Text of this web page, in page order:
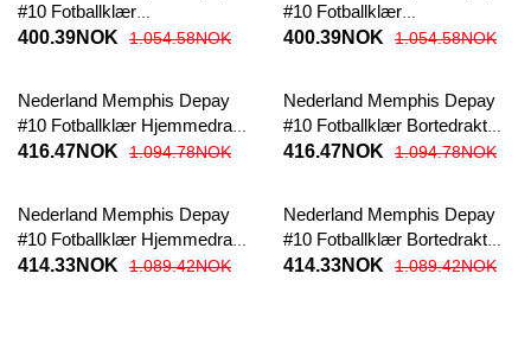
#10 Fotballklær
Hjemmedraktsett Barn EM
400.39NOK 1.054.58NOK
#10 Fotballklær
Bortedraktsett Barn EM 2024
400.39NOK 1.054.58NOK
Nederland Memphis Depay
#10 Fotballklær Hjemmedrakt
EM 2024 Kortermet
416.47NOK 1.094.78NOK
Nederland Memphis Depay
#10 Fotballklær Bortedrakt
EM 2024 Kortermet
416.47NOK 1.094.78NOK
Nederland Memphis Depay
#10 Fotballklær Hjemmedrakt
Dame EM 2024 Kortermet
414.33NOK 1.089.42NOK
Nederland Memphis Depay
#10 Fotballklær Bortedrakt
Dame EM 2024 Kortermet
414.33NOK 1.089.42NOK